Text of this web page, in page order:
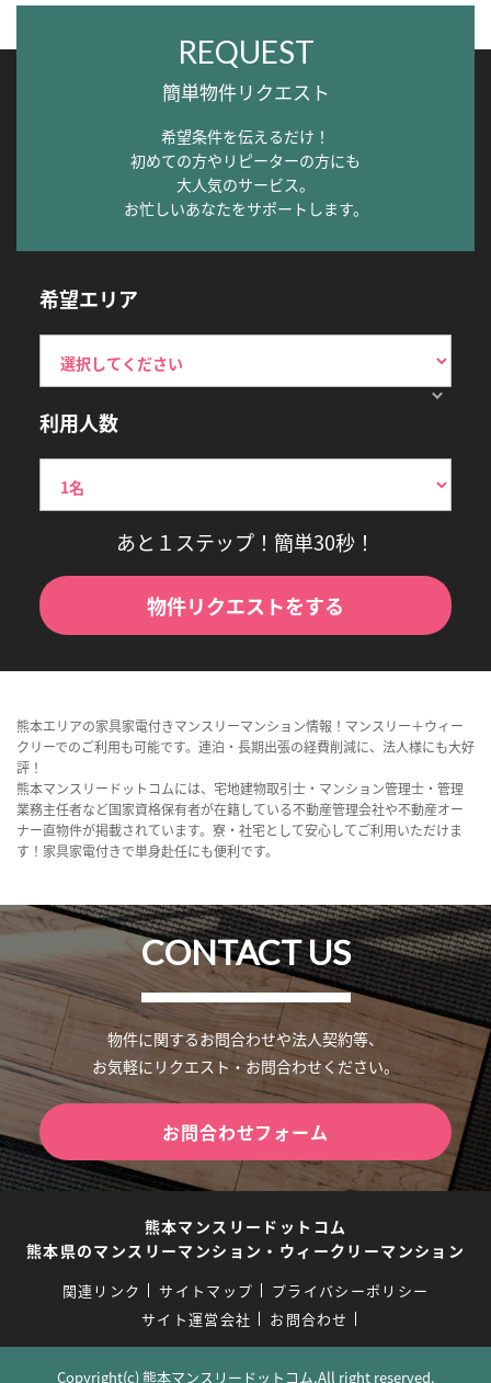
REQUEST
簡単物件リクエスト
希望条件を伝えるだけ！
初めての方やリピーターの方にも
大人気のサービス。
お忙しいあなたをサポートします。
希望エリア
利用人数
あと１ステップ！簡単30秒！
物件リクエストをする
熊本エリアの家具家電付きマンスリーマンション情報！マンスリー＋ウィー
クリーでのご利用も可能です。連泊・長期出張の経費削減に、法人様にも大好
評！
熊本マンスリードットコムには、宅地建物取引士・マンション管理士・管理
業務主任者など国家資格保有者が在籍している不動産管理会社や不動産オー
ナー直物件が掲載されています。寮・社宅として安心してご利用いただけま
す！家具家電付きで単身赴任にも便利です。
CONTACT US
物件に関するお問合わせや法人契約等、
お気軽にリクエスト・お問合わせください。
お問合わせフォーム
熊本マンスリードットコム
熊本県のマンスリーマンション・ウィークリーマンション
関連リンク サイトマップ
プライバシーポリシー
サイト運営会社
お問合わせ
Copyright(c) 熊本マンスリードットコム.All right reserved.